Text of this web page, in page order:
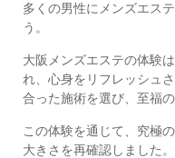
多くの男性にメンズエス
う。
大阪メンズエステの体験
れ、心身をリフレッシュ
合った施術を選び、至福
この体験を通じて、究極
大きさを再確認しました